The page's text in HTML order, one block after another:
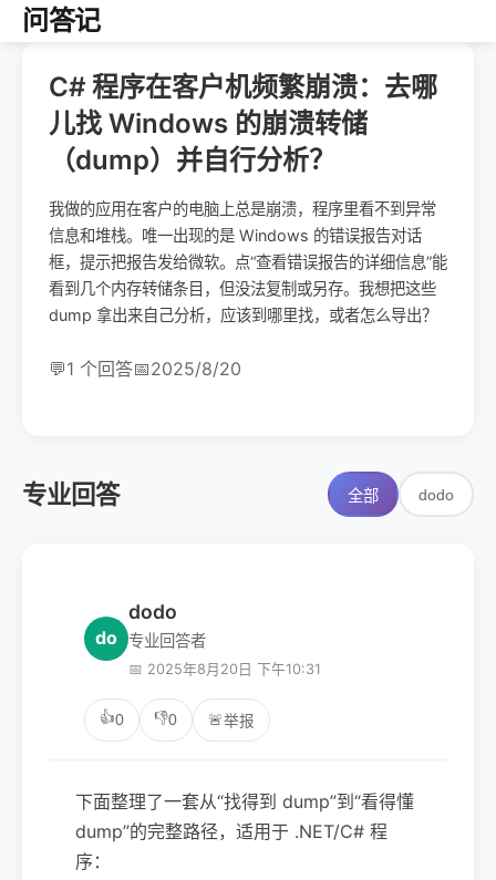
问答记
C# 程序在客户机频繁崩溃：去哪
儿找 Windows 的崩溃转储
（dump）并自行分析？
我做的应用在客户的电脑上总是崩溃，程序里看不到异常
信息和堆栈。唯一出现的是 Windows 的错误报告对话
框，提示把报告发给微软。点“查看错误报告的详细信息”能
看到几个内存转储条目，但没法复制或另存。我想把这些
dump 拿出来自己分析，应该到哪里找，或者怎么导出？
💬1 个回答📅2025/8/20
专业回答 全部 dodo
do
dodo
专业回答者
📅 2025年8月20日 下午10:31
👍0 👎0 🚨举报
下面整理了一套从“找得到 dump”到“看得懂
dump”的完整路径，适用于 .NET/C# 程
序：